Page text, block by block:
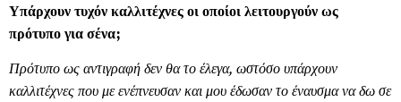
Υπάρχουν τυχόν καλλιτέχνες οι οποίοι λειτουργούν ως
πρότυπο για σένα;
Πρότυπο ως αντιγραφή δεν θα το έλεγα, ωστόσο υπάρχουν
καλλιτέχνες που με ενέπνευσαν και μου έδωσαν το έναυσμα να δω σε